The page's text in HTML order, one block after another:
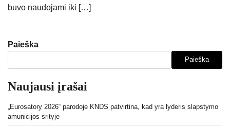
buvo naudojami iki […]
Paieška
Paieška
Naujausi įrašai
„Eurosatory 2026“ parodoje KNDS patvirtina, kad yra lyderis slapstymo
amunicijos srityje